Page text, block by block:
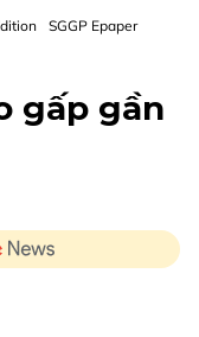
SGGP Epaper
gấp gần